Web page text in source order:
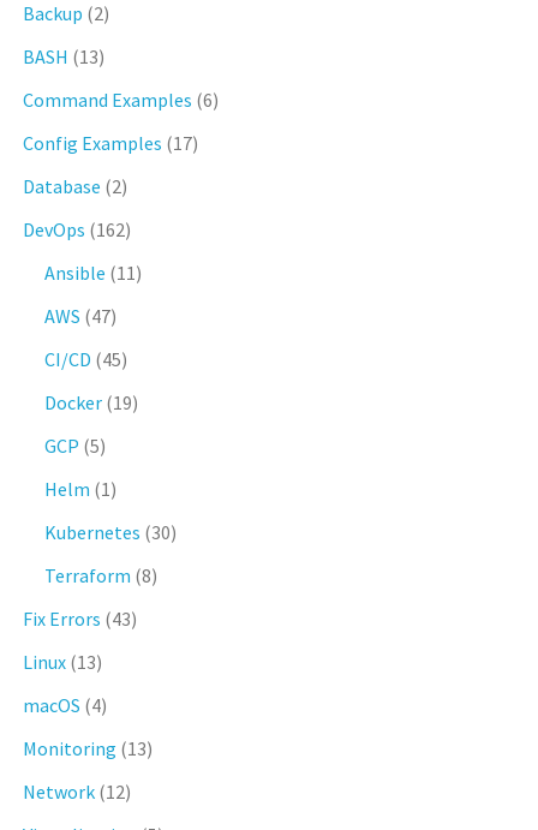
Backup (2)
BASH (13)
Command Examples (6)
Config Examples (17)
Database (2)
DevOps (162)
Ansible (11)
AWS (47)
CI/CD (45)
Docker (19)
GCP (5)
Helm (1)
Kubernetes (30)
Terraform (8)
Fix Errors (43)
Linux (13)
macOS (4)
Monitoring (13)
Network (12)